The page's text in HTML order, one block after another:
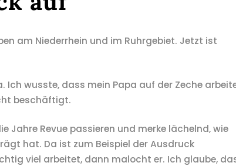
am Niederrhein und im Ruhrgebiet. Jetzt ist
Ich wusste, dass mein Papa auf der Zeche
beschäftigt.
Jahre Revue passieren und merke lächelnd, wie
hat. Da ist zum Beispiel der Ausdruck
viel arbeitet, dann malocht er. Ich glaube,